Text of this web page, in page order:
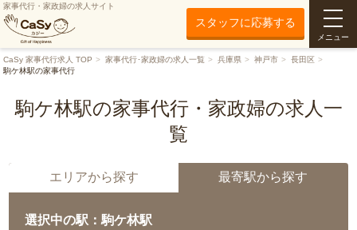
家事代行・家政婦の求人サイト
スタッフに応募する
メニュー
CaSy 家事代行求人 TOP 家事代行･家政婦の求人一覧 兵庫県 神戸市
長田区
駒ケ林駅の家事代行
駒ケ林駅の家事代行・家政婦の求人一
覧
エリアから探す 最寄駅から探す
選択中の駅：駒ケ林駅